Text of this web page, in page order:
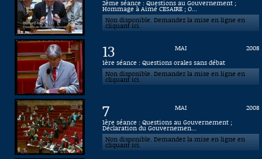
2ème séance : Questions au Gouvernement ;
Hommage à Aimé CESAIRE ; O...
Non disponible. Demandez la mise en ligne en
cliquant ici.
13 MAI
2008
1ère séance : Questions orales sans débat
Non disponible. Demandez la mise en ligne en
cliquant ici.
7 MAI
2008
1ère séance : Questions au Gouvernement ;
Déclaration du Gouvernemen...
Non disponible. Demandez la mise en ligne en
cliquant ici.